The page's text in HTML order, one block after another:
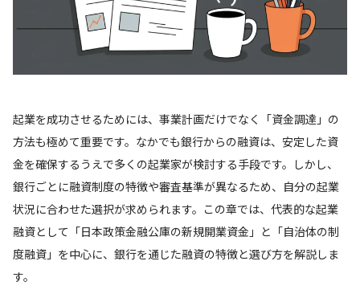
起業を成功させるためには、事業計画だけでなく「資金調達」の
方法も極めて重要です。なかでも銀行からの融資は、安定した資
金を確保するうえで多くの起業家が検討する手段です。しかし、
銀行ごとに融資制度の特徴や審査基準が異なるため、自分の起業
状況に合わせた選択が求められます。この章では、代表的な起業
融資として「日本政策金融公庫の新規開業資金」と「自治体の制
度融資」を中心に、銀行を通じた融資の特徴と選び方を解説しま
す。